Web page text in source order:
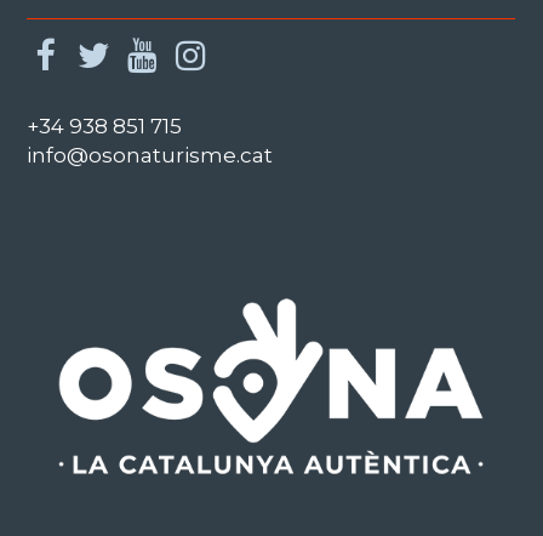
facebook
twitteryoutube
+34 938 851 715
info@osonaturisme.cat